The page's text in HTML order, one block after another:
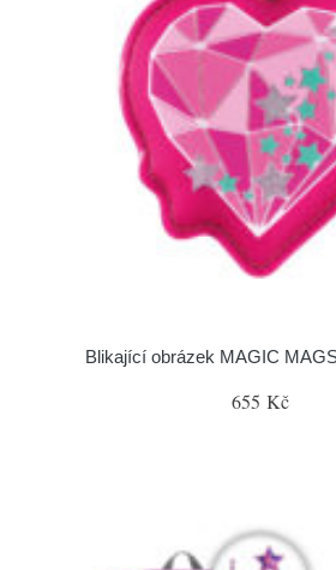
Blikající obrázek MAGIC
655 Kč